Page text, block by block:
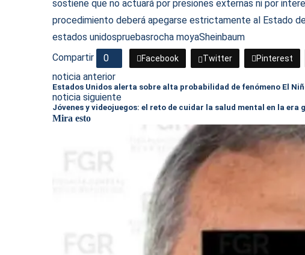
sostiene que no actuará por presiones externas ni por
procedimiento deberá apegarse estrictamente al Estado
estados unidospruebasrocha moyaSheinbaum
Compartir
0 Facebook Twitter Pinterest
noticia anterior
Estados Unidos alerta sobre alta probabilidad de fenómeno El
noticia siguiente
Jóvenes y videojuegos: el reto de cuidar la salud mental en la era
Mira esto